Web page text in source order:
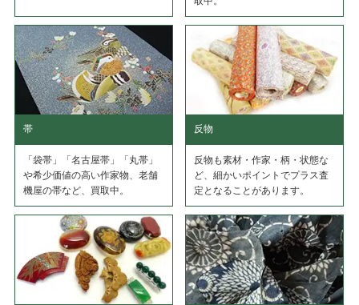
帯
「袋帯」「名古屋帯」「丸帯」
や希少価値の高い作家物、老舗
機屋の帯など、買取中。
反物
反物も素材・作家・柄・状態な
ど、細かいポイントでプラス査
定となることがあります。